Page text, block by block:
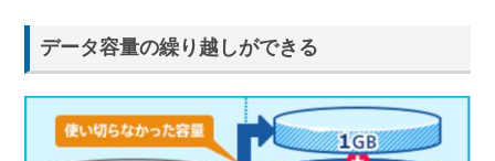
データ容量の繰り越しができる